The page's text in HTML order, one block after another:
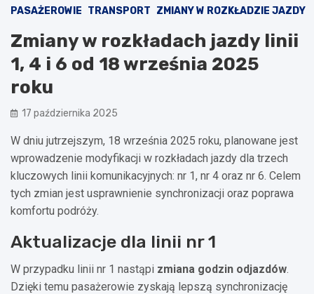
PASAŻEROWIE TRANSPORT ZMIANY W ROZKŁADZIE JAZDY
Zmiany w rozkładach jazdy linii
1, 4 i 6 od 18 września 2025
roku
17 października 2025
W dniu jutrzejszym, 18 września 2025 roku, planowane jest
wprowadzenie modyfikacji w rozkładach jazdy dla trzech
kluczowych linii komunikacyjnych: nr 1, nr 4 oraz nr 6. Celem
tych zmian jest usprawnienie synchronizacji oraz poprawa
komfortu podróży.
Aktualizacje dla linii nr 1
W przypadku linii nr 1 nastąpi zmiana godzin odjazdów.
Dzięki temu pasażerowie zyskają lepszą synchronizację